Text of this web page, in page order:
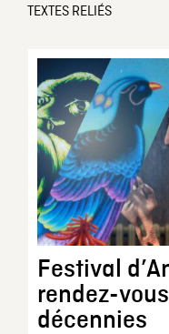
TEXTES RELIÉS
Festival
rendez-
décennies